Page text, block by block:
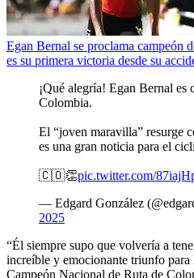
Egan Bernal se proclama campeón
es su primera victoria desde su
¡Qué alegría! Egan Bernal es
Colombia.
El “joven maravilla” resurge
es una gran noticia para el
🇨🇴👏pic.twitter.com/
— Edgard González
2025
“Él siempre supo que volvería a
increíble y emocionante triunfo
Campeón Nacional de Ruta de